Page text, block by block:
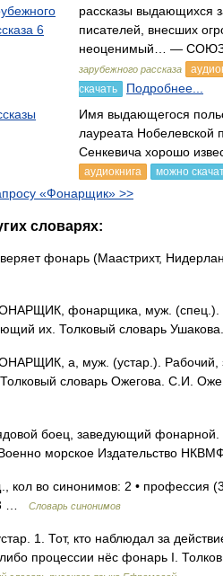
6
рассказы выдающихся
писателей, внесших
неоценимый… —
зарубежного рассказа
скачать
Подробнее...
Имя выдающегося
лауреата Нобелевской
Сенкевича хорошо
аудиокнига можно
«Фонарщик» >>
словарях:
фонарь (Маастрихт,
фонарщика, муж. (спец.).
их. Толковый словарь
а, муж. (устар.). Рабочий,
Толковый словарь Ожегова. С.И.
боец, заведующий
Военно морское Издательство
кол во синонимов: 2 • профессия
…
Словарь синонимов
1. Тот, кто наблюдал за
либо процессии нёс фонарь I.